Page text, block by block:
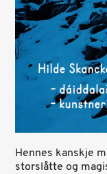
Hennes kanskje
storslåtte og